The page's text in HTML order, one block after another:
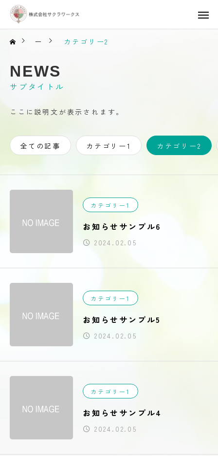
ー カテゴリー2
NEWS
サブタイトル
ここに説明文が表示されます。
全ての記事 カテゴリー1 カテゴリー2
カテゴリー1
お知らせサンプル6
2024.02.05
カテゴリー1
お知らせサンプル5
2024.02.05
カテゴリー1
お知らせサンプル4
2024.02.05